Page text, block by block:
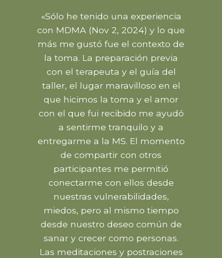
«Sólo he tenido una experiencia
con MDMA (Nov 2, 2024) y lo que
más me gustó fue el contexto de
la toma. La preparación previa
con el terapeuta y el guía del
taller, el lugar maravilloso en el
que hicimos la toma y el amor
con el que fui recibido me ayudó
a sentirme tranquilo y a
entregarme a la MS. El momento
de compartir con otros
participantes me permitió
conectarme con ellos desde
nuestras vulnerabilidades,
miedos, pero al mismo tiempo
desde nuestro deseo común de
sanar y crecer como personas.
Las meditaciones y postraciones